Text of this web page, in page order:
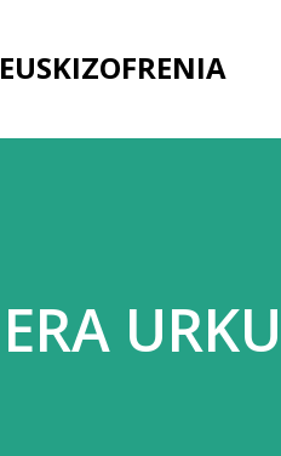
EUSKIZOFRENIA
ERA